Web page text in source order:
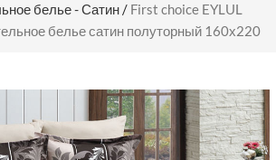
белье - Сатин/ First choice EYLUL
белье сатин полуторный 160х220